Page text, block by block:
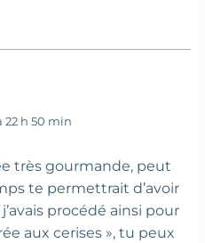
22 h 50 min
très gourmande, peut
te permettrait d’avoir
procédé ainsi pour
aux cerises », tu peux